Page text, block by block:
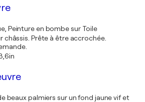
Peinture en bombe sur Toile
châssis. Prête à être accrochée.
beaux palmiers sur un fond jaune vif et